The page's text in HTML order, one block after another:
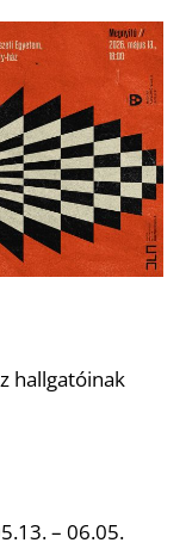
hallgatóinak
– 06.05.